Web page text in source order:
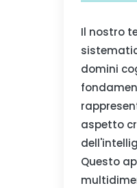
Il nostro
domini
aspetto
Questo